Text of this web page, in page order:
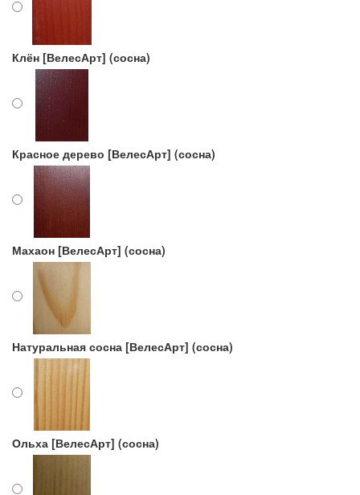
Клён [ВелесАрт] (сосна)
Красное дерево [ВелесАрт] (сосна)
Махаон [ВелесАрт] (сосна)
Натуральная сосна [ВелесАрт] (сосна)
Ольха [ВелесАрт] (сосна)